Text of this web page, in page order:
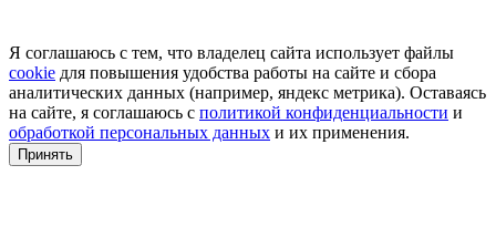
Я соглашаюсь с тем, что владелец сайта использует файлы
cookie для повышения удобства работы на сайте и сбора
аналитических данных (например, яндекс метрика). Оставаясь
на сайте, я соглашаюсь с политикой конфиденциальности и
обработкой персональных данных и их применения.
Принять